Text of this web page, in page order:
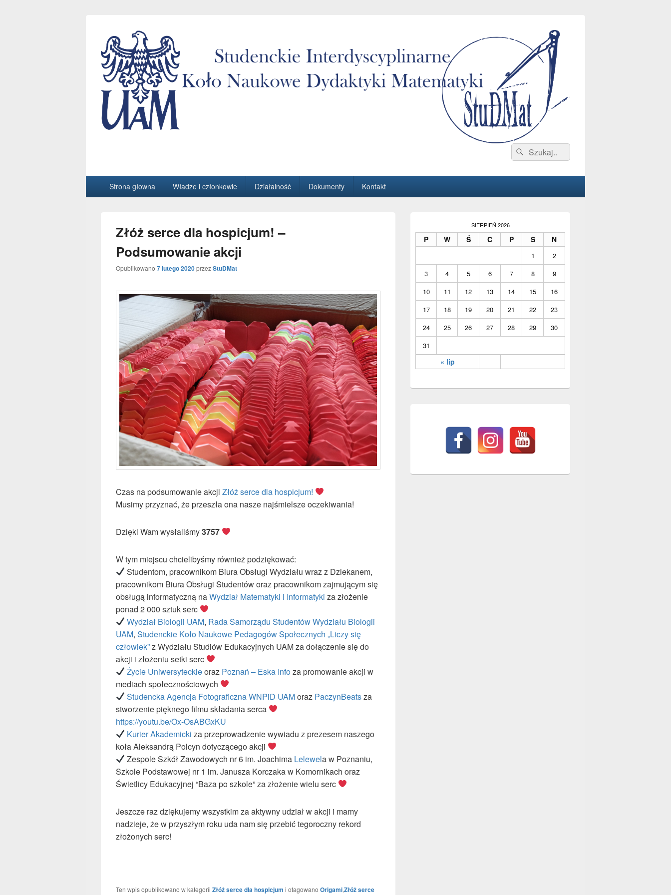
Search
for:
Search
GłówneStrona głowna Władze i członkowie Działalność Dokumenty Kontakt
Złóż serce dla hospicjum! –
Podsumowanie akcji
Opublikowano 7 lutego 2020przezStuDMat
Czas na podsumowanie akcji Złóż serce dla hospicjum!
Musimy przyznać, że przeszła ona nasze najśmielsze oczekiwania!
Dzięki Wam wysłaliśmy3757
W tym miejscu chcielibyśmy również podziękować:
Studentom, pracownikom Biura Obsługi Wydziału wraz z Dziekanem,
pracownikom Biura Obsługi Studentów oraz pracownikom zajmującym się
obsługą informatyczną naWydział Matematyki i Informatyki za złożenie
ponad 2 000 sztuk serc
Wydział Biologii UAM, Rada Samorządu Studentów Wydziału Biologii
UAM, Studenckie Koło Naukowe Pedagogów Społecznych „Liczy się
człowiek”z Wydziału Studiów Edukacyjnych UAM za dołączenie się do
akcji i złożeniu setki serc
Życie Uniwersyteckieoraz Poznań – Eska Infoza promowanie akcji w
mediach społecznościowych
Studencka Agencja Fotograficzna WNPiD UAMoraz PaczynBeatsza
stworzenie pięknego filmu składania serca
https://youtu.be/Ox-OsABGxKU
Kurier Akademicki za przeprowadzenie wywiadu z prezesem naszego
koła Aleksandrą Polcyn dotyczącego akcji
Zespole Szkół Zawodowych nr 6 im. Joachima Lelewela w Poznaniu,
Szkole Podstawowej nr 1 im. Janusza Korczaka w Komornikach oraz
Świetlicy Edukacyjnej “Baza po szkole” za złożenie wielu serc
Jeszcze raz dziękujemy wszystkim za aktywny udział w akcji i mamy
nadzieje, że w przyszłym roku uda nam się przebić tegoroczny rekord
złożonych serc!
Ten wpis opublikowano w kategorii Złóż serce dla hospicjum i otagowano Origami,Złóż serce
Widget
SIERPIEŃ 2026
P W Ś C P S N
« lip
1
2
3
4 5 6 7 8
9
10
11 12 13 14 15
16
17
18 19 20 21 22
23
24
25 26 27 28 29
30
31